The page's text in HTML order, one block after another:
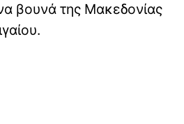
βουνά της Μακεδονίας